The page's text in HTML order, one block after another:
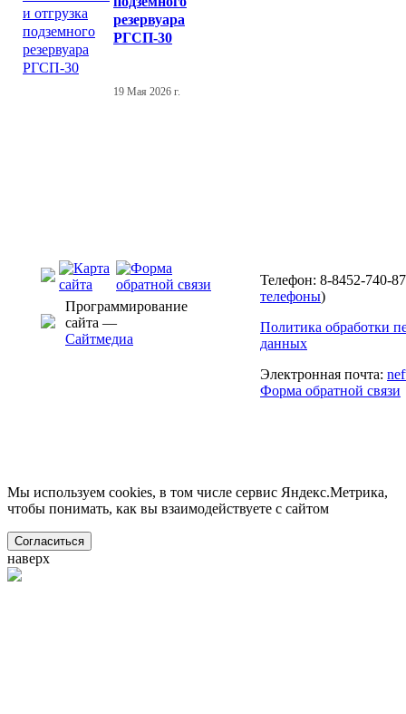
резервуара
РГСП-30
19 Мая 2026 г.
Программирование
сайта —
Сайтмедиа
Телефон: 8-8452-740-
телефоны)
Политика обработки
данных
Электронная почта:
Форма обратной связи
Мы используем cookies, в том числе сервис Яндекс.Метрика,
чтобы понимать, как вы взаимодействуете с сайтом
Согласиться
наверх